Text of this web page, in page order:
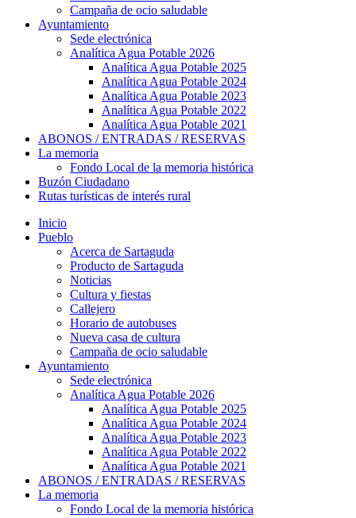
Campaña de ocio saludable
Ayuntamiento
Sede electrónica
Analítica Agua Potable 2026
Analítica Agua Potable 2025
Analítica Agua Potable 2024
Analítica Agua Potable 2023
Analítica Agua Potable 2022
Analítica Agua Potable 2021
ABONOS / ENTRADAS / RESERVAS
La memoria
Fondo Local de la memoria histórica
Buzón Ciudadano
Rutas turísticas de interés rural
Inicio
Pueblo
Acerca de Sartaguda
Producto de Sartaguda
Noticias
Cultura y fiestas
Callejero
Horario de autobuses
Nueva casa de cultura
Campaña de ocio saludable
Ayuntamiento
Sede electrónica
Analítica Agua Potable 2026
Analítica Agua Potable 2025
Analítica Agua Potable 2024
Analítica Agua Potable 2023
Analítica Agua Potable 2022
Analítica Agua Potable 2021
ABONOS / ENTRADAS / RESERVAS
La memoria
Fondo Local de la memoria histórica